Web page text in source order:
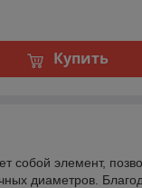
Купить
собой элемент,
диаметров.